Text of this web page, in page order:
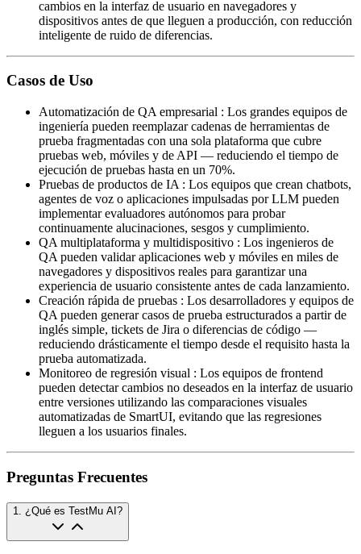
cambios en la interfaz de usuario en navegadores y
dispositivos antes de que lleguen a producción, con reducción
inteligente de ruido de diferencias.
Casos de Uso
Automatización de QA empresarial : Los grandes equipos de
ingeniería pueden reemplazar cadenas de herramientas de
prueba fragmentadas con una sola plataforma que cubre
pruebas web, móviles y de API — reduciendo el tiempo de
ejecución de pruebas hasta en un 70%.
Pruebas de productos de IA : Los equipos que crean chatbots,
agentes de voz o aplicaciones impulsadas por LLM pueden
implementar evaluadores autónomos para probar
continuamente alucinaciones, sesgos y cumplimiento.
QA multiplataforma y multidispositivo : Los ingenieros de
QA pueden validar aplicaciones web y móviles en miles de
navegadores y dispositivos reales para garantizar una
experiencia de usuario consistente antes de cada lanzamiento.
Creación rápida de pruebas : Los desarrolladores y equipos de
QA pueden generar casos de prueba estructurados a partir de
inglés simple, tickets de Jira o diferencias de código —
reduciendo drásticamente el tiempo desde el requisito hasta la
prueba automatizada.
Monitoreo de regresión visual : Los equipos de frontend
pueden detectar cambios no deseados en la interfaz de usuario
entre versiones utilizando las comparaciones visuales
automatizadas de SmartUI, evitando que las regresiones
lleguen a los usuarios finales.
Preguntas Frecuentes
1. ¿Qué es TestMu AI?